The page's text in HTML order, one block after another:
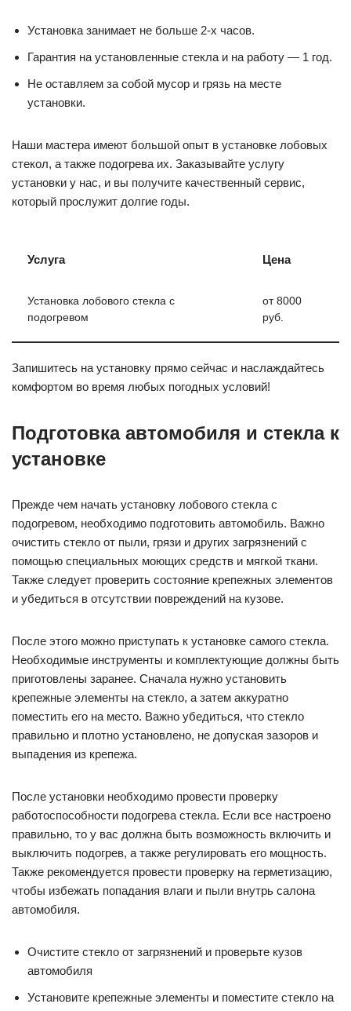
Установка занимает не больше 2-х часов.
Гарантия на установленные стекла и на работу — 1 год.
Не оставляем за собой мусор и грязь на месте
установки.
Наши мастера имеют большой опыт в установке лобовых
стекол, а также подогрева их. Заказывайте услугу
установки у нас, и вы получите качественный сервис,
который прослужит долгие годы.
Услуга Цена
Установка лобового стекла с
подогревом
от 8000
руб.
Запишитесь на установку прямо сейчас и наслаждайтесь
комфортом во время любых погодных условий!
Подготовка автомобиля и стекла к
установке
Прежде чем начать установку лобового стекла с
подогревом, необходимо подготовить автомобиль. Важно
очистить стекло от пыли, грязи и других загрязнений с
помощью специальных моющих средств и мягкой ткани.
Также следует проверить состояние крепежных элементов
и убедиться в отсутствии повреждений на кузове.
После этого можно приступать к установке самого стекла.
Необходимые инструменты и комплектующие должны быть
приготовлены заранее. Сначала нужно установить
крепежные элементы на стекло, а затем аккуратно
поместить его на место. Важно убедиться, что стекло
правильно и плотно установлено, не допуская зазоров и
выпадения из крепежа.
После установки необходимо провести проверку
работоспособности подогрева стекла. Если все настроено
правильно, то у вас должна быть возможность включить и
выключить подогрев, а также регулировать его мощность.
Также рекомендуется провести проверку на герметизацию,
чтобы избежать попадания влаги и пыли внутрь салона
автомобиля.
Очистите стекло от загрязнений и проверьте кузов
автомобиля
Установите крепежные элементы и поместите стекло на